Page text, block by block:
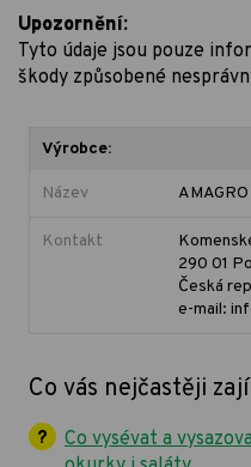
Upozornění:
Tyto údaje jsou pouze
škody způsobené
Výrobce:
Název
Kontakt
290 01
Česká
e-mail:
Co vás nejčastěji
Co vysévat a